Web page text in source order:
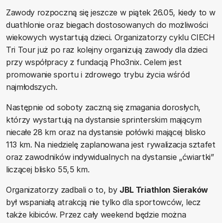
Zawody rozpoczną się jeszcze w piątek 26.05, kiedy to w
duathlonie oraz biegach dostosowanych do możliwości
wiekowych wystartują dzieci. Organizatorzy cyklu CIECH
Tri Tour już po raz kolejny organizują zawody dla dzieci
przy współpracy z fundacją Pho3nix. Celem jest
promowanie sportu i zdrowego trybu życia wśród
najmłodszych.
Następnie od soboty zaczną się zmagania dorosłych,
którzy wystartują na dystansie sprinterskim mającym
niecałe 28 km oraz na dystansie połówki mającej blisko
113 km. Na niedzielę zaplanowana jest rywalizacja sztafet
oraz zawodników indywidualnych na dystansie „ćwiartki”
liczącej blisko 55,5 km.
Organizatorzy zadbali o to, by JBL Triathlon Sieraków
był wspaniałą atrakcją nie tylko dla sportowców, lecz
także kibiców. Przez cały weekend będzie można